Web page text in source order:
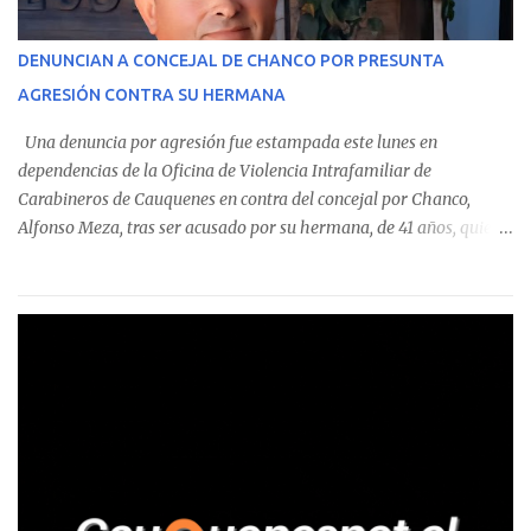
operaciones. Asimismo, se precisa que uno de los casos
corresponde a un funcionario de la Municipalidad de Chanco,
detectaron incumplimientos a la normativa vigente. El informe
precisa que la mayor cantidad de dinero apostado se registró en
Talca, donde...
DENUNCIAN A CONCEJAL DE CHANCO POR PRESUNTA
AGRESIÓN CONTRA SU HERMANA
Una denuncia por agresión fue estampada este lunes en
dependencias de la Oficina de Violencia Intrafamiliar de
Carabineros de Cauquenes en contra del concejal por Chanco,
Alfonso Meza, tras ser acusado por su hermana, de 41 años, quien
relató que los hechos ocurrieron cerca de las 11:30 horas en el
trabajadores, el edil descendió del vehículo y, en medio de la